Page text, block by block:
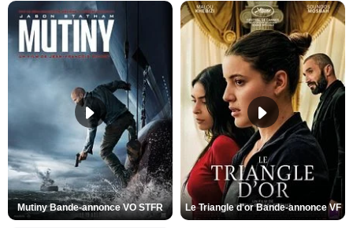
Mutiny Bande-annonce VO STFR Le Triangle d'or Bande-annonce VF